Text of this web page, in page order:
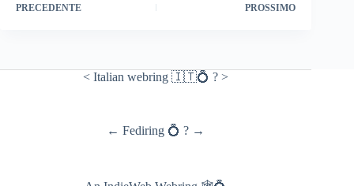
PRECEDENTE PROSSIMO
< Italian webring 🇮🇹💍 ? >
← Fediring 💍 ? →